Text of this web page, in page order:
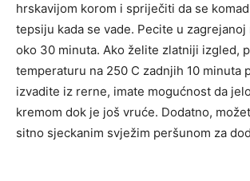
hrskavijom korom i spriječiti da se
tepsiju kada se vade. Pecite u zagrejanoj
oko 30 minuta. Ako želite zlatniji izgled,
temperaturu na 250 C zadnjih 10 minuta
izvadite iz rerne, imate mogućnost da
kremom dok je još vruće. Dodatno,
sitno sjeckanim svježim peršunom za